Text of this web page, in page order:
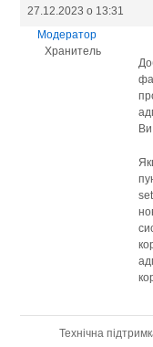
27.12.2023 о 13:31
Модератор
Хранитель
Ви
Технічна